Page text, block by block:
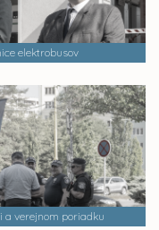
elektrobusov
a verejnom poriadku